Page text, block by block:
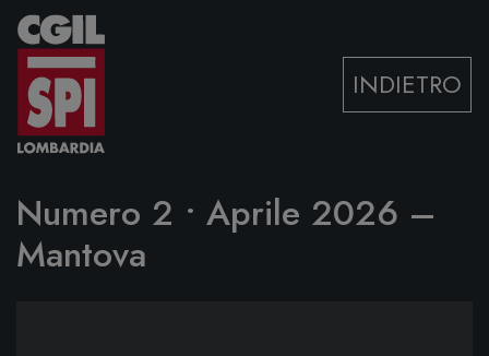
Vai al contenuto
INDIETRO
Numero 2 • Aprile 2026 –
Mantova